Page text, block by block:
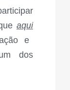
aqui
e
dos